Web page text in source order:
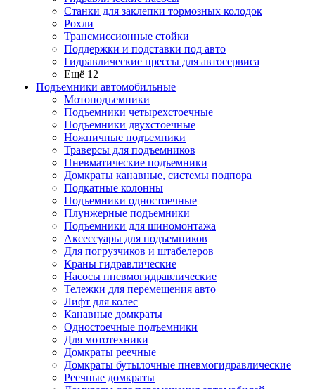
Cтанки для заклепки тормозных колодок
Рохли
Трансмиссионные стойки
Поддержки и подставки под авто
Гидравлические прессы для автосервиса
Ещё 12
Подъемники автомобильные
Мотоподъемники
Подъемники четырехстоечные
Подъемники двухстоечные
Ножничные подъемники
Траверсы для подъемников
Пневматические подъемники
Домкраты канавные, системы подпора
Подкатные колонны
Подъемники одностоечные
Плунжерные подъемники
Подъемники для шиномонтажа
Аксессуары для подъемников
Для погрузчиков и штабелеров
Краны гидравлические
Насосы пневмогидравлические
Тележки для перемещения авто
Лифт для колес
Канавные домкраты
Одностоечные подъемники
Для мототехники
Домкраты реечные
Домкраты бутылочные пневмогидравлические
Реечные домкраты